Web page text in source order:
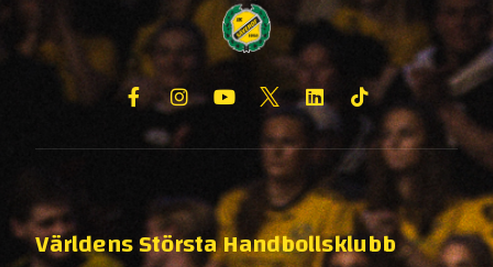
Världens Största Handbollsklubb